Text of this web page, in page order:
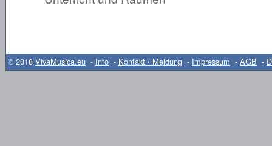
© 2018 VivaMusica.eu - Info - Kontakt / Meldung - Impressum - AGB -